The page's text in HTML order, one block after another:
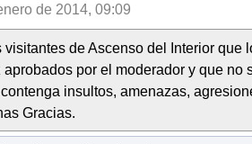
de 2014, 09:09
visitantes de Ascenso del Interior que
por el moderador y que no
insultos, amenazas,
Gracias.